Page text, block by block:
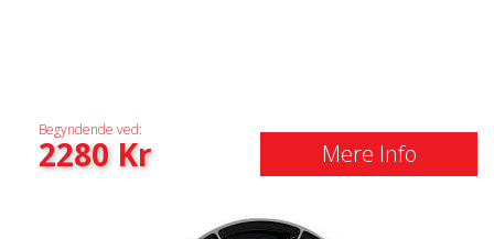
Begyndende ved:
2280Kr Mere Info